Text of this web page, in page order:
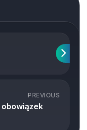
PREVIOUS